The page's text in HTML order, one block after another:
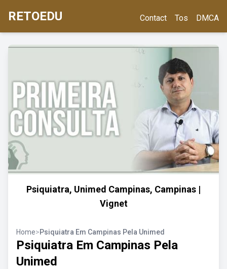
RETOEDU Contact Tos DMCA
Psiquiatra, Unimed Campinas, Campinas |
Vignet
Home>Psiquiatra Em Campinas Pela Unimed
Psiquiatra Em Campinas Pela
Unimed